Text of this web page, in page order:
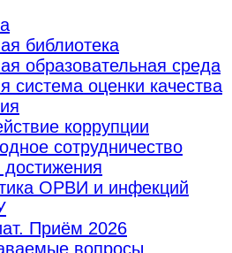
библиотека
образовательная среда
система оценки качества
коррупции
сотрудничество
ОРВИ и инфекций
Приём 2026
вопросы